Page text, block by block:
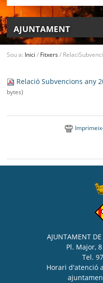
AJUNTAMENT
BELL-LLOC
Sou a: Inici / Fitxers/
Relació Subvencions any
bytes)
AJUNTAMENT DE
Pl. Major,
Tel.
Horari d'atenció